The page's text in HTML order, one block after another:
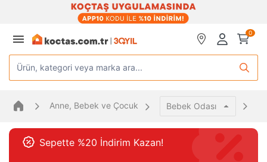
0
Ürün, kategori veya marka ara...
Anne, Bebek ve Çocuk Bebek Odası
Sepette %20 İndirim Kazan!